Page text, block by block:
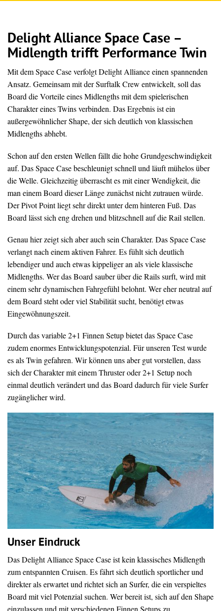
Delight Alliance Space Case –
Midlength trifft Performance Twin
Mit dem Space Case verfolgt Delight Alliance einen spannenden
Ansatz. Gemeinsam mit der Surftalk Crew entwickelt, soll das
Board die Vorteile eines Midlengths mit dem spielerischen
Charakter eines Twins verbinden. Das Ergebnis ist ein
außergewöhnlicher Shape, der sich deutlich von klassischen
Midlengths abhebt.
Schon auf den ersten Wellen fällt die hohe Grundgeschwindigkeit
auf. Das Space Case beschleunigt schnell und läuft mühelos über
die Welle. Gleichzeitig überrascht es mit einer Wendigkeit, die
man einem Board dieser Länge zunächst nicht zutrauen würde.
Der Pivot Point liegt sehr direkt unter dem hinteren Fuß. Das
Board lässt sich eng drehen und blitzschnell auf die Rail stellen.
Genau hier zeigt sich aber auch sein Charakter. Das Space Case
verlangt nach einem aktiven Fahrer. Es fühlt sich deutlich
lebendiger und auch etwas kippeliger an als viele klassische
Midlengths. Wer das Board sauber über die Rails surft, wird mit
einem sehr dynamischen Fahrgefühl belohnt. Wer eher neutral auf
dem Board steht oder viel Stabilität sucht, benötigt etwas
Eingewöhnungszeit.
Durch das variable 2+1 Finnen Setup bietet das Space Case
zudem enormes Entwicklungspotenzial. Für unseren Test wurde
es als Twin gefahren. Wir können uns aber gut vorstellen, dass
sich der Charakter mit einem Thruster oder 2+1 Setup noch
einmal deutlich verändert und das Board dadurch für viele Surfer
zugänglicher wird.
Unser Eindruck
Das Delight Alliance Space Case ist kein klassisches Midlength
zum entspannten Cruisen. Es fährt sich deutlich sportlicher und
direkter als erwartet und richtet sich an Surfer, die ein verspieltes
Board mit viel Potenzial suchen. Wer bereit ist, sich auf den Shape